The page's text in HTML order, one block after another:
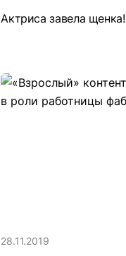
Актриса завела щенка!
28.11.2019